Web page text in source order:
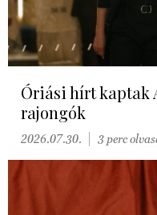
Óriási hírt kaptak
rajongók
2026.07.30. 3 perc